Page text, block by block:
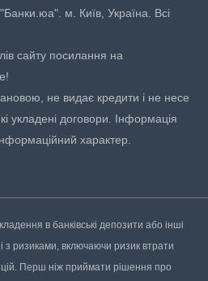
м. Київ, Україна. Всі
сайту посилання на
не видає кредити і не несе
укладені договори. Інформація
характер.
в банківські депозити або інші
з ризиками, включаючи ризик втрати
Перш ніж приймати рішення про